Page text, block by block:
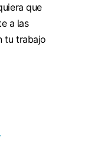
que
a las
tu trabajo